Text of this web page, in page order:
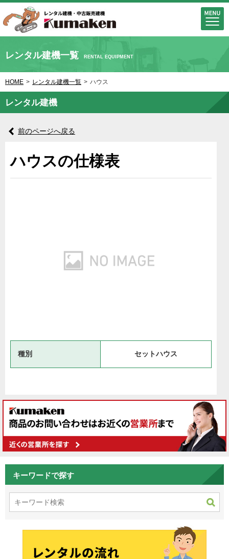
レンタル建機一覧 RENTAL EQUIPMENT
HOME > レンタル建機一覧 > ハウス
レンタル建機
前のページへ戻る
ハウスの仕様表
種別 セットハウス
キーワードで探す